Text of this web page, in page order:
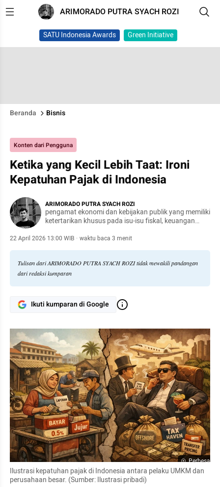
ARIMORADO PUTRA SYACH ROZI
SATU Indonesia Awards Green Initiative
Beranda Bisnis
Konten dari Pengguna
Ketika yang Kecil Lebih Taat: Ironi
Kepatuhan Pajak di Indonesia
ARIMORADO PUTRA SYACH ROZI
pengamat ekonomi dan kebijakan publik yang memiliki
ketertarikan khusus pada isu-isu fiskal, keuangan
nasional. Dengan latar belakang akademis di bidang
22 April 2026 13:00 WIB · waktu baca 3 menit
Tulisan dari ARIMORADO PUTRA SYACH ROZI tidak mewakili pandangan
dari redaksi kumparan
Ikuti kumparan di Google
Perbesar
Ilustrasi kepatuhan pajak di Indonesia antara pelaku UMKM dan
perusahaan besar. (Sumber: Ilustrasi pribadi)